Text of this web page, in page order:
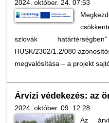
2024. október. 24. 07:53
szlovák
HUSK/2302/1.2/080
megvalósítása – a projekt
Árvízi védekezés: az
2024. október. 09. 12:28
Az